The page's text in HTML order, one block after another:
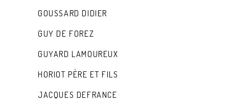
GOUSSARD DIDIER
GUY DE FOREZ
GUYARD LAMOUREUX
HORIOT PÈRE ET FILS
JACQUES DEFRANCE